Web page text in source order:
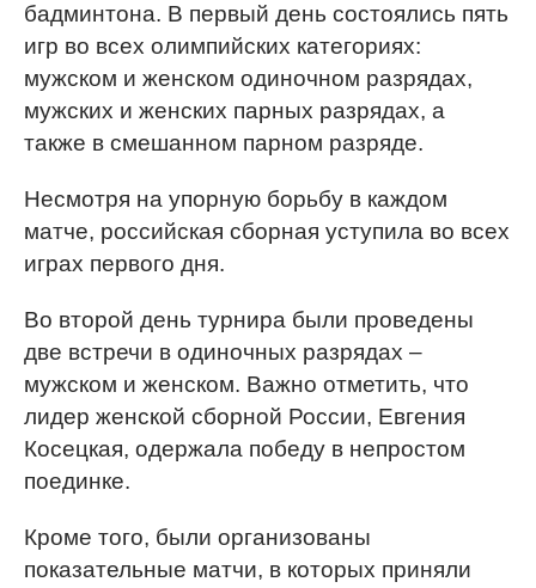
бадминтона. В первый день состоялись пять
игр во всех олимпийских категориях:
мужском и женском одиночном разрядах,
мужских и женских парных разрядах, а
также в смешанном парном разряде.
Несмотря на упорную борьбу в каждом
матче, российская сборная уступила во всех
играх первого дня.
Во второй день турнира были проведены
две встречи в одиночных разрядах –
мужском и женском. Важно отметить, что
лидер женской сборной России, Евгения
Косецкая, одержала победу в непростом
поединке.
Кроме того, были организованы
показательные матчи, в которых приняли